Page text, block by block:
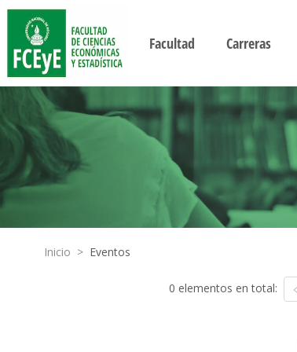
Facultad Carreras
Inicio > Eventos
0 elementos en total: